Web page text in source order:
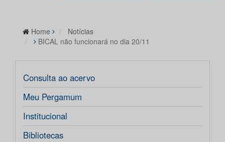
Home
Notícias
BICAL não funcionará no dia 20/11
Consulta ao acervo
Meu Pergamum
Institucional
Bibliotecas